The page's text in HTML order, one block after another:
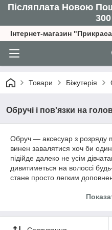
Післяплата Новою
Інтернет-магазин
Товари Біжутерія
Обручі і пов'язки на
Обруч ― аксесуар з розряду
винен завалятися хоч би
підійде далеко не усім
дивитиметься на волоссі
стане просто легким
Обруч ― аксесуар з розряду